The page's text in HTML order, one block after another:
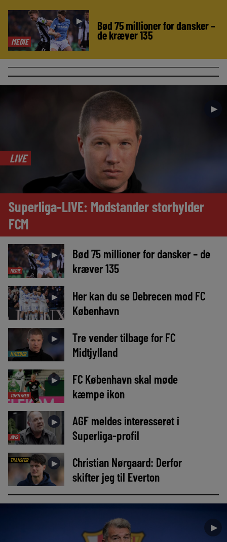
MEDIE
► Bød 75 millioner for dansker –
de kræver 135
►
LIVE
Superliga-LIVE: Modstander storhylder
FCM
MEDIE
►
Bød 75 millioner for dansker – de
kræver 135
►
Her kan du se Debrecen mod FC
København
NYHEDER
►
Tre vender tilbage for FC
Midtjylland
TOPNYHED
►
FC København skal møde
kæmpe ikon
AVIS
►
AGF meldes interesseret i
Superliga-profil
TRANSFER ►
Christian Nørgaard: Derfor
skifter jeg til Everton
►